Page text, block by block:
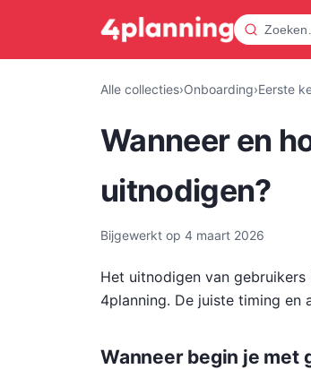
Alle collecties›Onboarding›Eerste
Wanneer en
uitnodigen?
Bijgewerkt op 4 maart 2026
Het uitnodigen van
4planning. De juiste timing en
Wanneer begin je met